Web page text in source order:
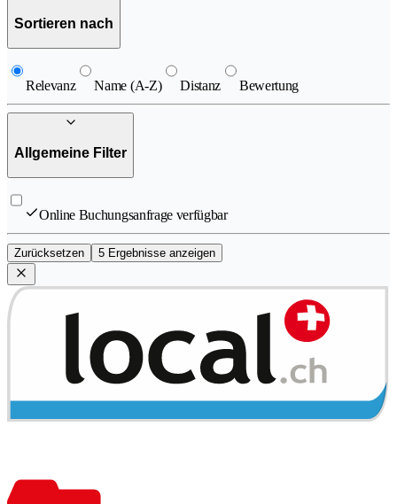
Sortieren nach
Relevanz Name (A-Z) Distanz Bewertung
Allgemeine Filter
Online Buchungsanfrage verfügbar
Zurücksetzen 5 Ergebnisse anzeigen